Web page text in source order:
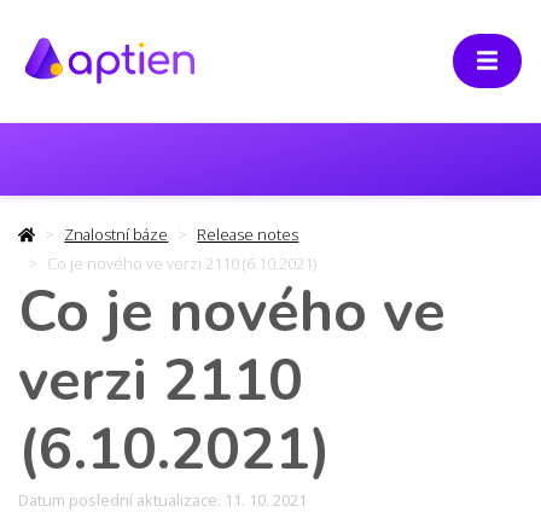
Znalostní báze
Release notes
Co je nového ve verzi 2110 (6.10.2021)
Co je nového ve
verzi 2110
(6.10.2021)
Datum poslední aktualizace: 11. 10. 2021